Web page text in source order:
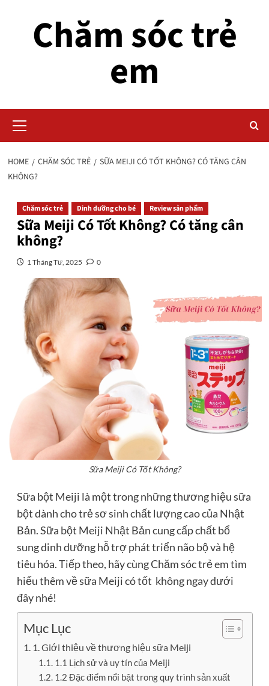
Chăm sóc trẻ
em
Menu
HOME CHĂM SÓC TRẺ
SỮA MEIJI CÓ TỐT KHÔNG? CÓ TĂNG CÂN
KHÔNG?
Chăm sóc trẻ Dinh dưỡng cho bé Review sản phẩm
Sữa Meiji Có Tốt Không? Có tăng cân
không?
1 Tháng Tư, 2025 0
Sữa Meiji Có Tốt Không?
Sữa bột Meiji là một trong những thương hiệu sữa
bột dành cho trẻ sơ sinh chất lượng cao của Nhật
Bản. Sữa bột Meiji Nhật Bản cung cấp chất bổ
sung dinh dưỡng hỗ trợ phát triển não bộ và hệ
tiêu hóa. Tiếp theo, hãy cùng Chăm sóc trẻ em tìm
hiểu thêm về sữa Meiji có tốt không ngay dưới
đây nhé!
Mục Lục
1. Giới thiệu về thương hiệu sữa Meiji
1.1 Lịch sử và uy tín của Meiji
1.2 Đặc điểm nổi bật trong quy trình sản xuất